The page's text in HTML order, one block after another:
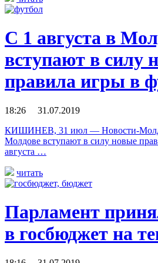
С 1 августа в
вступают в силу
правила игры в
18:26 31.07.2019
КИШИНЕВ, 31 июл — Новости-
Молдове вступают в силу новые
августа …
читать
Парламент
в госбюджет на